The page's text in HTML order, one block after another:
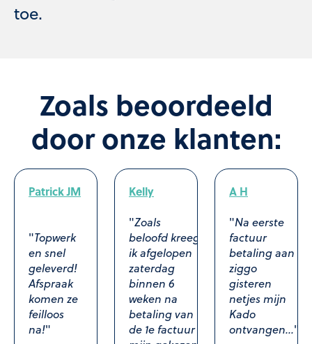
toe.
Zoals beoordeeld
door onze klanten:
Patrick JM
"Topwerk
en snel
geleverd!
Afspraak
komen ze
feilloos
na!"
Kelly
"Zoals
beloofd kreeg
ik afgelopen
zaterdag
binnen 6
weken na
betaling van
de 1e factuur
A H
"Na eerste
factuur
betaling aan
ziggo
gisteren
netjes mijn
Kado
ontvangen..."